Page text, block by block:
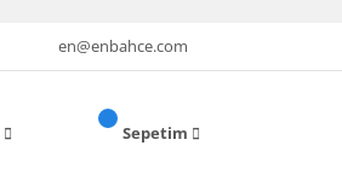
en@enbahce.com
Sepetim